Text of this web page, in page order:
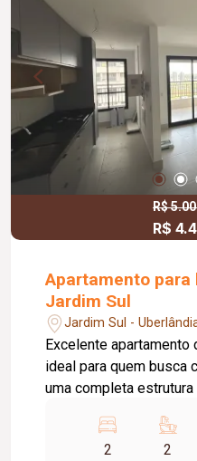
proporcionando
a família.
R$
R$
Apartamento
Jardim Sul
Jardim Sul -
Excelente apartamento
ideal para quem busca
uma completa
Os banheiros das
a pia, oferecendo mais
2 2